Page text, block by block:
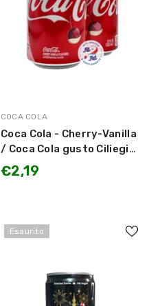
MARCA:
COCA COLA
Coca Cola - Cherry-Vanilla
/ Coca Cola gusto Ciliegia
€2,19
Esaurito